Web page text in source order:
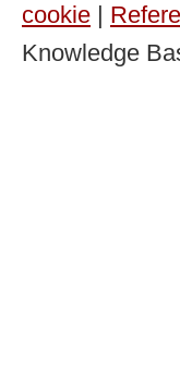
cookie
Knowledge